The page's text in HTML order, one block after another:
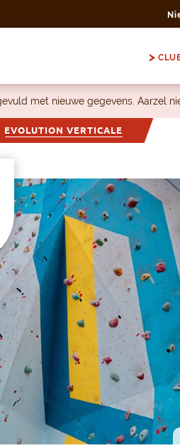
met nieuwe gegevens. Aarzel
EVOLUTION VERTICALE